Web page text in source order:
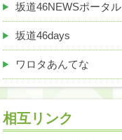
坂道46NEWSポータル
坂道46days
ワロタあんてな
相互リンク